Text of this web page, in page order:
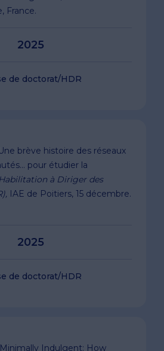
France.
2025
de doctorat/HDR
brève histoire des réseaux
pour étudier la
Habilitation à Diriger des
IAE de Poitiers, 15 décembre.
2025
de doctorat/HDR
Indulgent: How